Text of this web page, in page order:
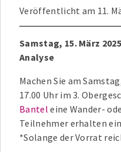
Veröffentlicht am 11.
Samstag, 15. März
Analyse
Machen Sie am
17.00 Uhr im 3.
Bantel eine Wander-
Teilnehmer erhalten
*Solange der Vorrat